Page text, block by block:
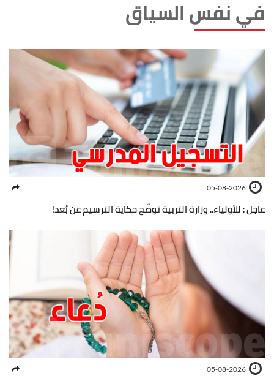
في نفس السياق
05-08-2026
عاجل : للأولياء.. وزارة التربية توضّح حكاية الترسيم عن بُعد!
05-08-2026